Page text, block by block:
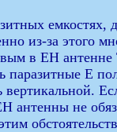
из-за этого
в ЕН
паразитные Е
вертикальной.
антенны не